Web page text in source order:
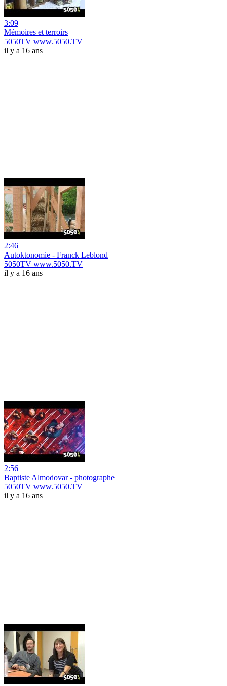
3:09
Mémoires et terroirs
5050TV www.5050.TV
il y a 16 ans
2:46
Autoktonomie - Franck Leblond
5050TV www.5050.TV
il y a 16 ans
2:56
Baptiste Almodovar - photographe
5050TV www.5050.TV
il y a 16 ans